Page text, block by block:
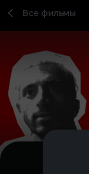
Все фильмы